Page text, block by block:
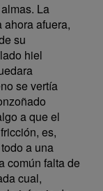
La
afuera,
su
hiel
se vertía
a que el
es,
a una
común falta de
cual,